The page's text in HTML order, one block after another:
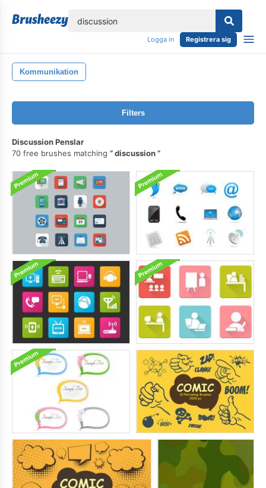
Logga in Registrera sig
Kommunikation
Filters
Discussion Penslar
70 free brushes matching
discussion